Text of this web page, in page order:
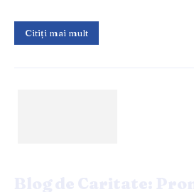
Citiți mai mult